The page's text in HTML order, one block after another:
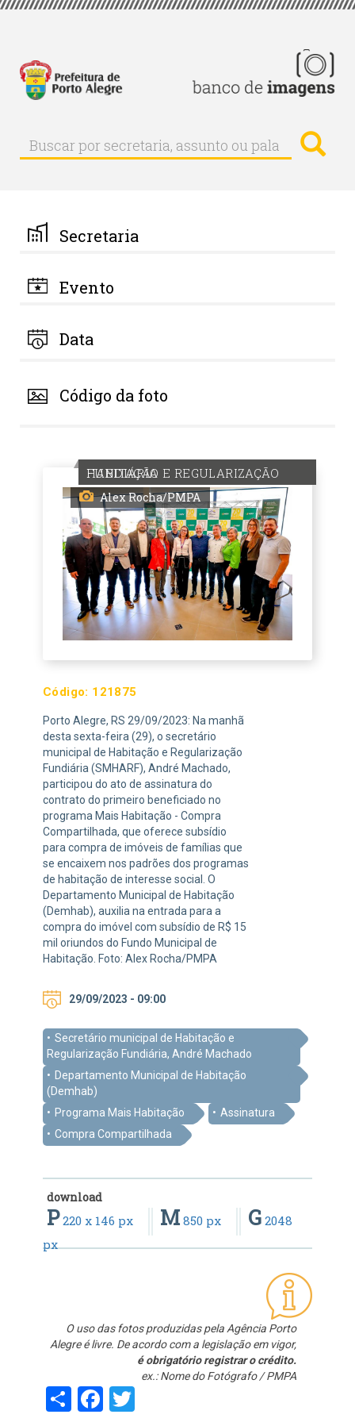
Pular
principal
Buscar
Buscar
por
palavra-
chave
Secretaria
Evento
Data
Código da foto
HABITAÇÃO E REGULARIZAÇÃO FUNDIÁRIA
Alex Rocha/PMPA
Código: 121875
Porto Alegre, RS 29/09/2023: Na manhã
desta sexta-feira (29), o secretário
municipal de Habitação e Regularização
Fundiária (SMHARF), André Machado,
participou do ato de assinatura do
contrato do primeiro beneficiado no
programa Mais Habitação - Compra
Compartilhada, que oferece subsídio
para compra de imóveis de famílias que
se encaixem nos padrões dos programas
de habitação de interesse social. O
Departamento Municipal de Habitação
(Demhab), auxilia na entrada para a
compra do imóvel com subsídio de R$ 15
mil oriundos do Fundo Municipal de
Habitação. Foto: Alex Rocha/PMPA
29/09/2023 - 09:00
Secretário municipal de Habitação e
Regularização Fundiária, André Machado
Departamento Municipal de Habitação
(Demhab)
Programa Mais Habitação
Assinatura
Compra Compartilhada
download
P220 x 146 px M 850 px G 2048
px
O uso das fotos produzidas pela Agência Porto
Alegre é livre. De acordo com a legislação em vigor,
é obrigatório registrar o crédito.
ex.: Nome do Fotógrafo / PMPA
ShareFacebook